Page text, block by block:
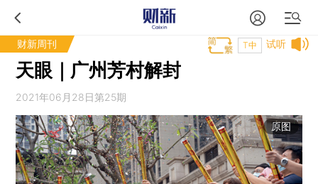
财新周刊 试听
T中
天眼｜广州芳村解封
2021年06月28日第25期
原图